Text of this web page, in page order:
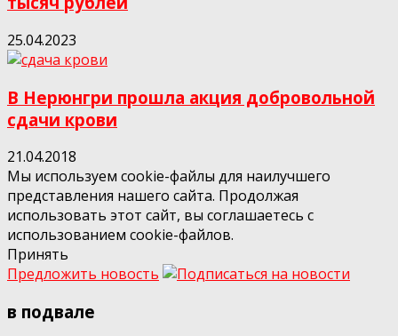
25.04.2023
В Нерюнгри прошла акция добровольной
сдачи крови
21.04.2018
Мы используем cookie-файлы для наилучшего
представления нашего сайта. Продолжая
использовать этот сайт, вы соглашаетесь с
использованием cookie-файлов.
Принять
Предложить новость
в подвале